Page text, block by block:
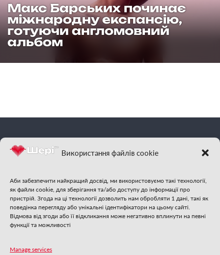
Використання файлів cookie
Аби забезпечити найкращий досвід, ми використовуємо такі технології,
як файли cookie, для зберігання та/або доступу до інформації про
пристрій. Згода на ці технології дозволить нам обробляти 1 дані, такі як
поведінка перегляду або унікальні ідентифікатори на цьому сайті.
Відмова від згоди або її відкликання може негативно вплинути на певні
функції та можливості
Manage services
Макс Барських починає
міжнародну експансію,
готуючи англомовний
альбом
Шері
| Відчуй
Стежте за нами: